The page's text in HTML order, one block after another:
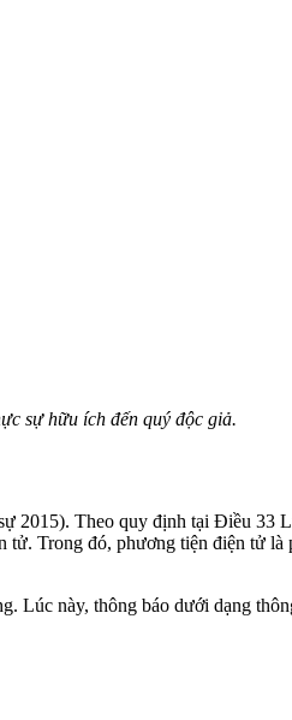
sự hữu ích đến quý độc giả.
2015). Theo quy định tại Điều 33
Trong đó, phương tiện điện tử là
Lúc này, thông báo dưới dạng